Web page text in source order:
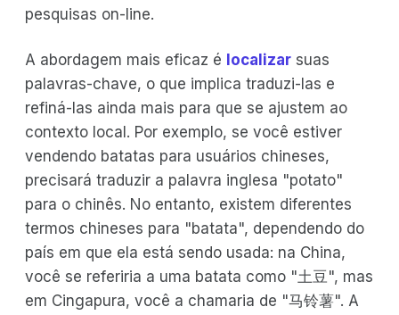
pesquisas on-line.
A abordagem mais eficaz é localizar suas
palavras-chave, o que implica traduzi-las e
refiná-las ainda mais para que se ajustem ao
contexto local. Por exemplo, se você estiver
vendendo batatas para usuários chineses,
precisará traduzir a palavra inglesa "potato"
para o chinês. No entanto, existem diferentes
termos chineses para "batata", dependendo do
país em que ela está sendo usada: na China,
você se referiria a uma batata como "土豆", mas
em Cingapura, você a chamaria de "马铃薯". A